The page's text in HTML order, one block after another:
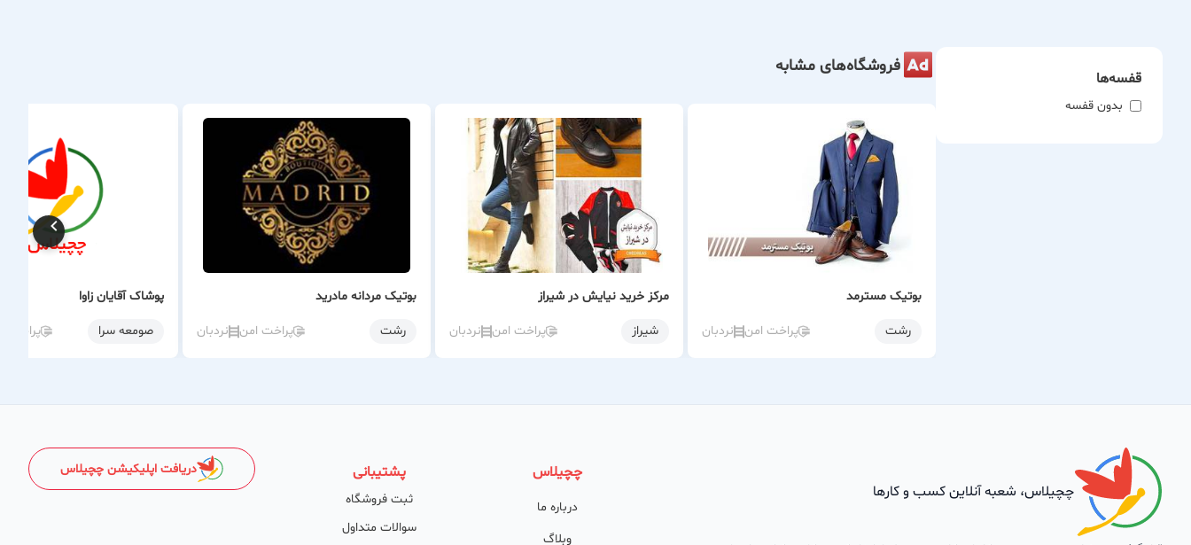
قفسه‌ها
بدون قفسه
فروشگاه‌های مشابه
بوتیک مسترمد
رشت پراخت امن نردبان
مرکز خرید نیایش در شیراز
شیراز پراخت امن نردبان
بوتیک مردانه مادرید
رشت پراخت امن نردبان
پوشاک آقایان زاوا
صومعه سرا پراخت
چچیلاس، شعبه آنلاین کسب و کارها
چچیلاس
درباره ما
وبلاگ
پشتیبانی
ثبت فروشگاه
سوالات متداول
دریافت اپلیکیشن چچیلاس